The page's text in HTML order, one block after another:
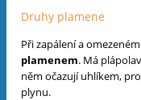
Druhy plamene
Při zapálení a
plamenem. Má
něm očazují uhlíkem,
plynu.